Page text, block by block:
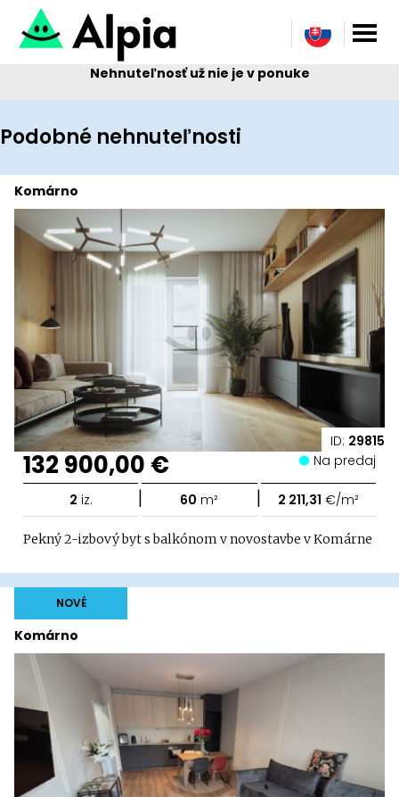
Nehnuteľnosť už nie je v ponuke
Podobné nehnuteľnosti
ID: 29815
Komárno
132 900,00 € Na predaj
2 iz. | 60 m² | 2 211,31 €/m²
Pekný 2-izbový byt s balkónom v novostavbe v Komárne
Komárno
NOVÉ